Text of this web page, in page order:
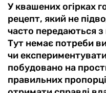
У квашених огірках
рецепт, який не
часто передаються з
Тут немає потреби
чи
побудовано на
правильних